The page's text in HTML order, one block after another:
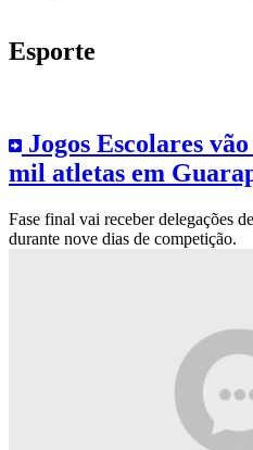
Esporte
Jogos Escolares
mil atletas em
Fase final vai receber delegações
durante nove dias de competição.